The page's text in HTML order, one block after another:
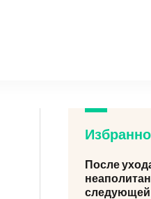
После
следующей